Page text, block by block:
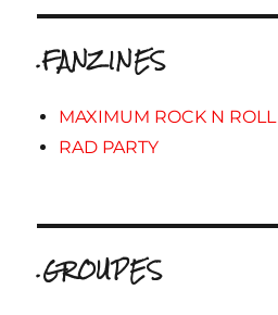
.FANZINES
MAXIMUM ROCK N ROLL
RAD PARTY
.GROUPES